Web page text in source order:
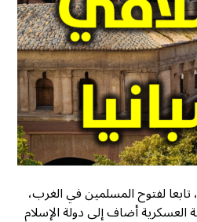
تابعا لفتوح المسلمين في الغرب،
العسكرية أضاف إلى دولة الإسلام